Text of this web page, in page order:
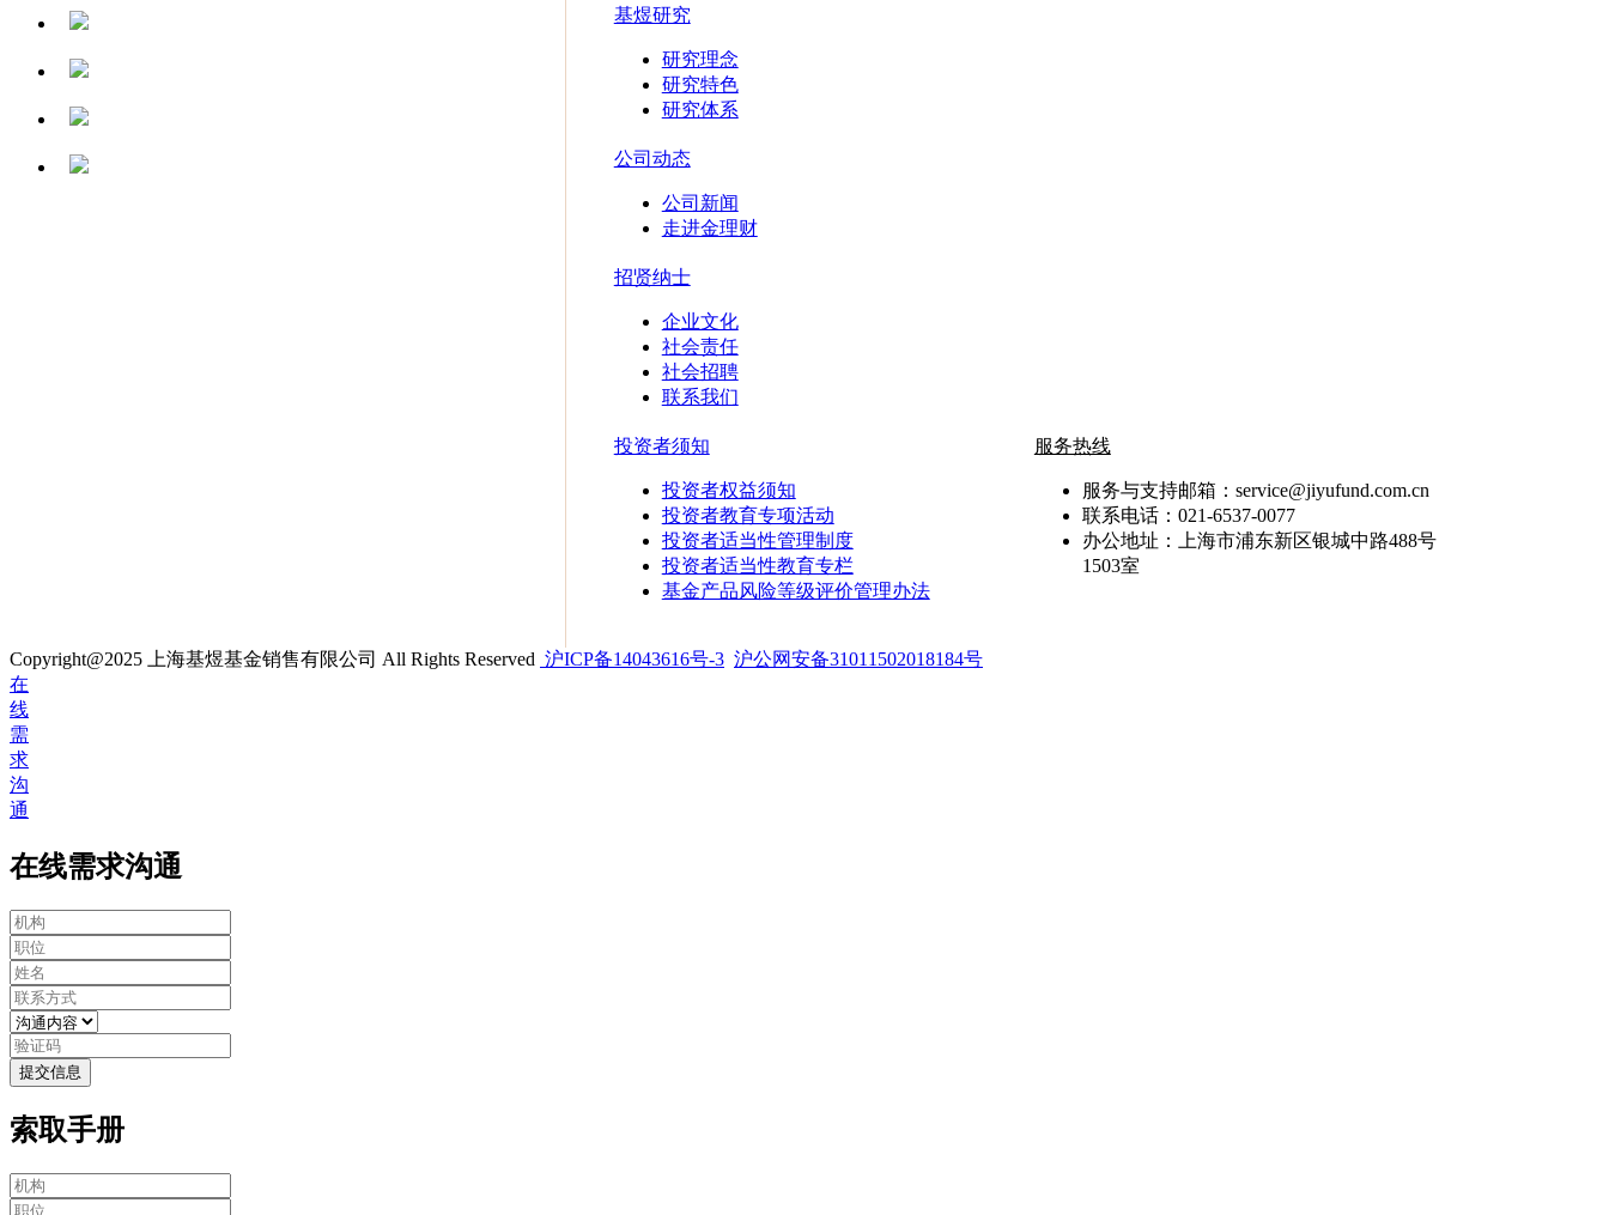
基煜研究
研究理念
研究特色
研究体系
公司动态
公司新闻
走进金理财
招贤纳士
企业文化
社会责任
社会招聘
联系我们
投资者须知
投资者权益须知
投资者教育专项活动
投资者适当性管理制度
投资者适当性教育专栏
基金产品风险等级评价管理办法
服务热线
服务与支持邮箱：service@jiyufund.com.cn
联系电话：021-6537-0077
办公地址：上海市浦东新区银城中路488号
1503室
Copyright@2025 上海基煜基金销售有限公司 All Rights Reserved 沪ICP备14043616号-3 沪公网安备31011502018184号
在
线
需
求
沟
通
在线需求沟通
提交信息
索取手册